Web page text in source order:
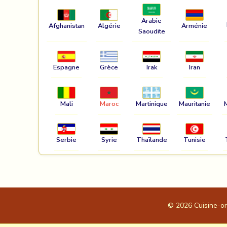
Afghanistan Algérie
Arabie
Saoudite
Arménie
Espagne Grèce Irak Iran
Mali Maroc Martinique Mauritanie
Serbie Syrie Thaïlande Tunisie
© 2026 Cuisine-